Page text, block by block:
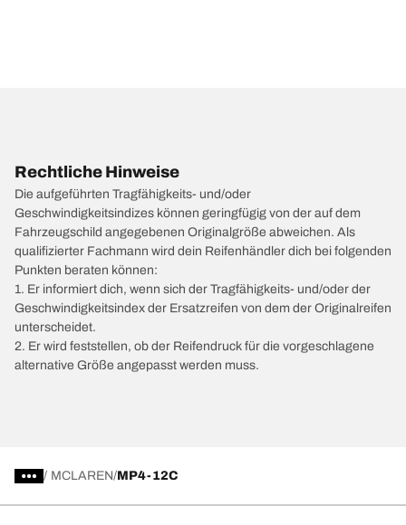
Rechtliche Hinweise
Die aufgeführten Tragfähigkeits- und/oder
Geschwindigkeitsindizes können geringfügig von der auf dem
Fahrzeugschild angegebenen Originalgröße abweichen. Als
qualifizierter Fachmann wird dein Reifenhändler dich bei folgenden
Punkten beraten können:
1. Er informiert dich, wenn sich der Tragfähigkeits- und/oder der
Geschwindigkeitsindex der Ersatzreifen von dem der Originalreifen
unterscheidet.
2. Er wird feststellen, ob der Reifendruck für die vorgeschlagene
alternative Größe angepasst werden muss.
/ MCLAREN MP4-12C